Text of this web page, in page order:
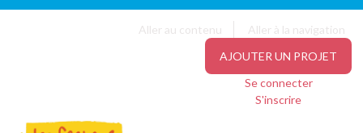
Aller au contenu
Aller à la navigation
AJOUTER UN PROJET
Se connecter
S'inscrire
Panneau de gestion des cookies